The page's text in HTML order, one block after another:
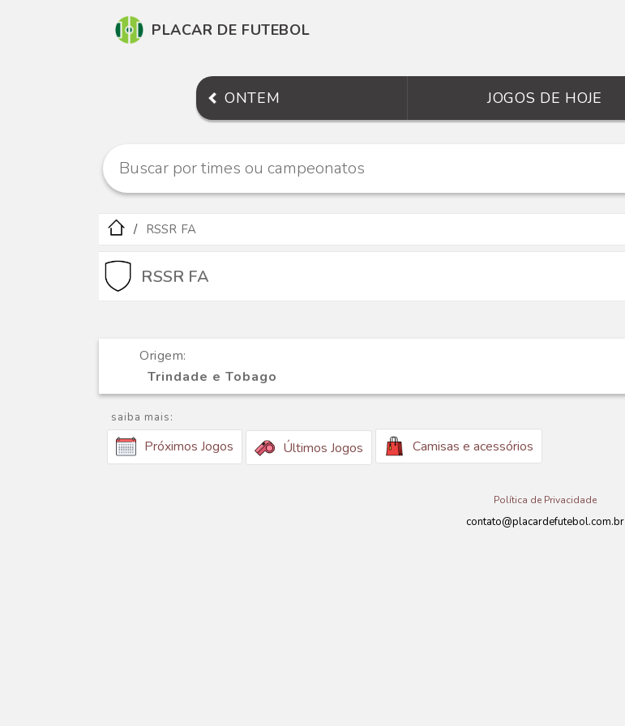
PLACAR DE FUTEBOL
ONTEM JOGOS DE HOJE
RSSR FA
RSSR FA
Origem:
Trindade e Tobago
saiba mais:
Próximos Jogos Últimos Jogos Camisas e acessórios
Política de Privacidade
contato@placardefutebol.com.br